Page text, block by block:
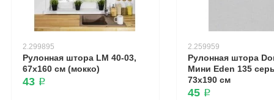
2.299895
Рулонная штора LM 40-03,
67х160 см (мокко)
43 ₽
2.259959
Рулонная штора
Мини Eden 135
73x190 см
45 ₽